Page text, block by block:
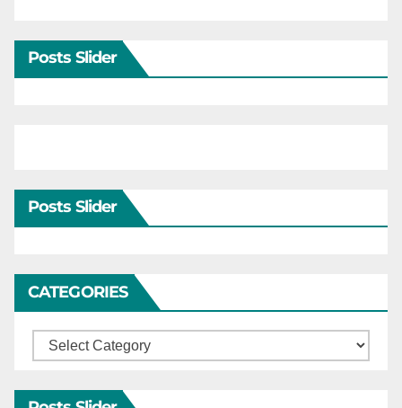
Posts Slider
Posts Slider
CATEGORIES
Categories